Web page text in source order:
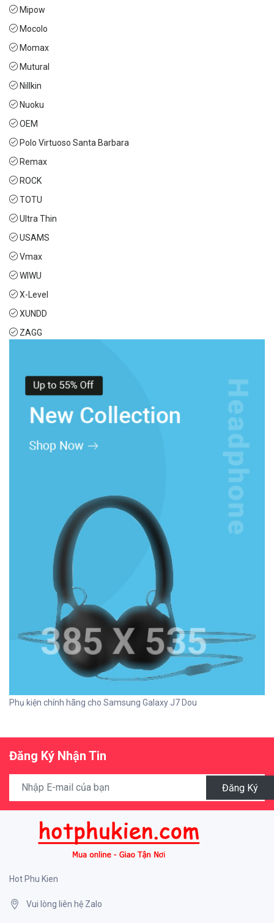
Mipow
Mocolo
Momax
Mutural
Nillkin
Nuoku
OEM
Polo Virtuoso Santa Barbara
Remax
ROCK
TOTU
Ultra Thin
USAMS
Vmax
WIWU
X-Level
XUNDD
ZAGG
Phụ kiện chính hãng cho Samsung Galaxy J7 Dou
Đăng Ký Nhận Tin
Đăng Ký
Hot Phu Kien
Vui lòng liên hệ Zalo